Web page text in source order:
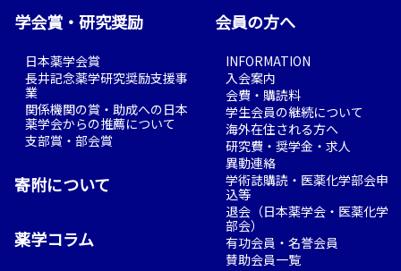
学会賞・研究奨励
日本薬学会賞
長井記念薬学研究奨励支援事
業
関係機関の賞・助成への日本
薬学会からの推薦について
支部賞・部会賞
寄附について
薬学コラム
会員の方へ
INFORMATION
入会案内
会費・購読料
学生会員の継続について
海外在住される方へ
研究費・奨学金・求人
異動連絡
学術誌購読・医薬化学部会申
込等
退会（日本薬学会・医薬化学
部会）
有功会員・名誉会員
賛助会員一覧